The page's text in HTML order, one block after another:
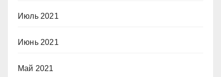
Июль 2021
Июнь 2021
Май 2021